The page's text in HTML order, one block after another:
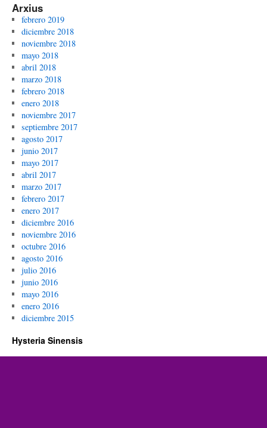
Arxius
febrero 2019
diciembre 2018
noviembre 2018
mayo 2018
abril 2018
marzo 2018
febrero 2018
enero 2018
noviembre 2017
septiembre 2017
agosto 2017
junio 2017
mayo 2017
abril 2017
marzo 2017
febrero 2017
enero 2017
diciembre 2016
noviembre 2016
octubre 2016
agosto 2016
julio 2016
junio 2016
mayo 2016
enero 2016
diciembre 2015
Hysteria Sinensis